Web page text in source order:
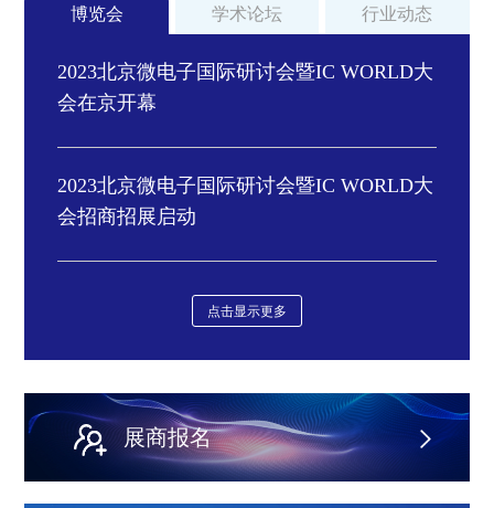
博览会 学术论坛 行业动态
2023北京微电子国际研讨会暨IC WORLD大
会在京开幕
2023北京微电子国际研讨会暨IC WORLD大
会招商招展启动
点击显示更多
展商报名